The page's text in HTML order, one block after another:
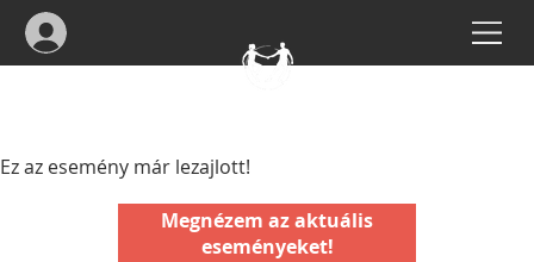
Ez az esemény már lezajlott!
Megnézem az aktuális
eseményeket!